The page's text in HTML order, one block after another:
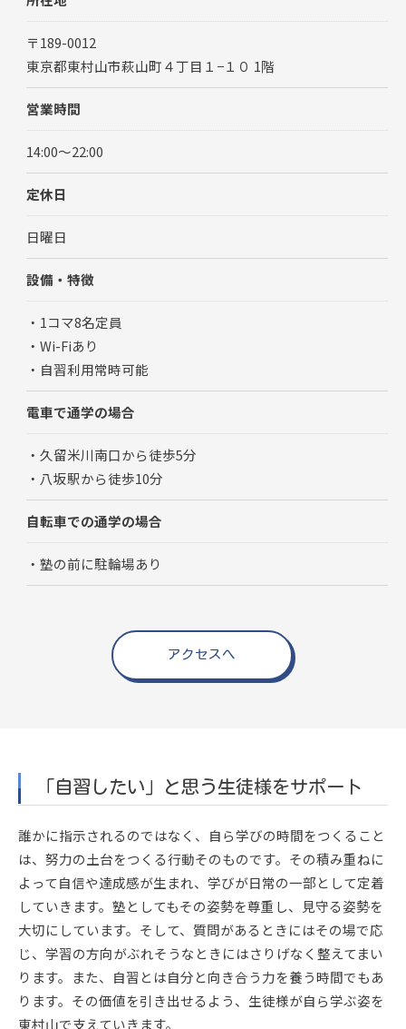
〒189-0012
東京都東村山市萩山町４丁目１−１０ 1階
営業時間
14:00～22:00
定休日
日曜日
設備・特徴
・1コマ8名定員
・Wi-Fiあり
・自習利用常時可能
電車で通学の場合
・久留米川南口から徒歩5分
・八坂駅から徒歩10分
自転車での通学の場合
・塾の前に駐輪場あり
アクセスへ
「自習したい」と思う生徒様をサポート
誰かに指示されるのではなく、自ら学びの時間をつくること
は、努力の土台をつくる行動そのものです。その積み重ねに
よって自信や達成感が生まれ、学びが日常の一部として定着
していきます。塾としてもその姿勢を尊重し、見守る姿勢を
大切にしています。そして、質問があるときにはその場で応
じ、学習の方向がぶれそうなときにはさりげなく整えてまい
ります。また、自習とは自分と向き合う力を養う時間でもあ
ります。その価値を引き出せるよう、生徒様が自ら学ぶ姿を
東村山で支えていきます。